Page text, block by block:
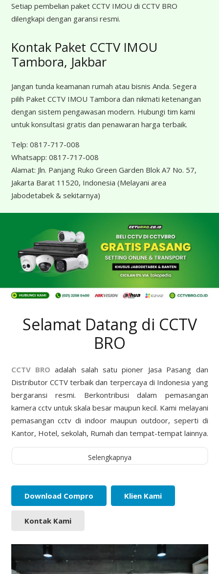
Setiap pembelian paket CCTV IMOU di CCTV BRO
dilengkapi dengan garansi resmi.
Kontak Paket CCTV IMOU
Tambora, Jakbar
Jangan tunda keamanan rumah atau bisnis Anda. Segera
pilih Paket CCTV IMOU Tambora dan nikmati ketenangan
dengan sistem pengawasan modern. Hubungi tim kami
untuk konsultasi gratis dan penawaran harga terbaik.
Telp: 0817-717-008
Whatsapp: 0817-717-008
Alamat: Jln. Panjang Ruko Green Garden Blok A7 No. 57,
Jakarta Barat 11520, Indonesia (Melayani area
Jabodetabek & sekitarnya)
Selamat Datang di CCTV
BRO
CCTV BRO adalah salah satu pioner Jasa Pasang dan
Distributor CCTV terbaik dan terpercaya di Indonesia yang
bergaransi resmi. Berkontribusi dalam pemasangan
kamera cctv untuk skala besar maupun kecil. Kami melayani
pemasangan cctv di indoor maupun outdoor, seperti di
Kantor, Hotel, sekolah, Rumah dan tempat-tempat lainnya.
Selengkapnya
Download Compro Klien Kami
Kontak Kami